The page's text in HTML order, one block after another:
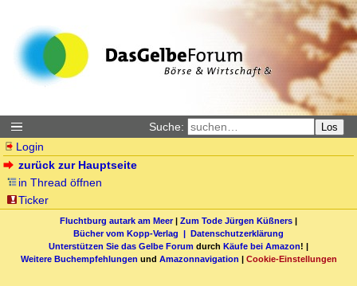
Suche: Los
Login
zurück zur Hauptseite
in Thread öffnen
Ticker
Fluchtburg autark am Meer| Zum Tode Jürgen Küßners |
Bücher vom Kopp-Verlag | Datenschutzerklärung
Unterstützen Sie das Gelbe Forum durch Käufe bei Amazon! |
Weitere Buchempfehlungen und Amazonnavigation | Cookie-Einstellungen